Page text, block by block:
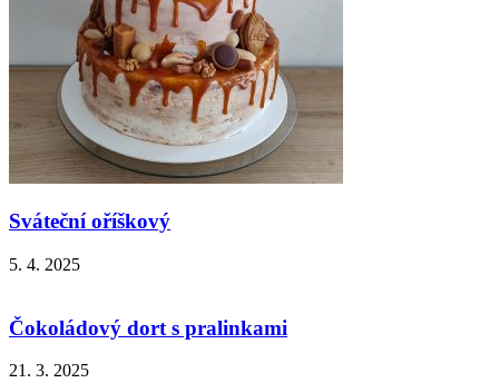
Sváteční oříškový
5. 4. 2025
Čokoládový dort s pralinkami
21. 3. 2025